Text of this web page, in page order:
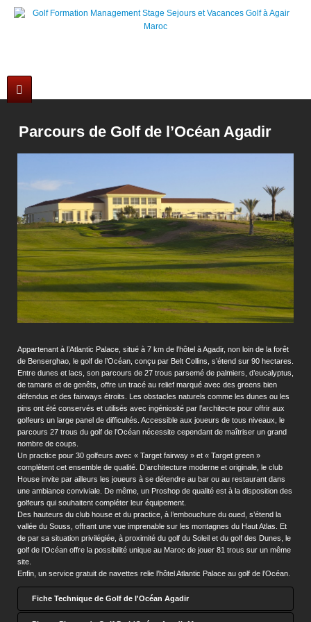
Parcours de Golf de l’Océan Agadir
Appartenant à l’Atlantic Palace, situé à 7 km de l’hôtel à Agadir, non loin de la forêt
de Benserghao, le golf de l’Océan, conçu par Belt Collins, s’étend sur 90 hectares.
Entre dunes et lacs, son parcours de 27 trous parsemé de palmiers, d’eucalyptus,
de tamaris et de genêts, offre un tracé au relief marqué avec des greens bien
défendus et des fairways étroits. Les obstacles naturels comme les dunes ou les
pins ont été conservés et utilisés avec ingéniosité par l’architecte pour offrir aux
golfeurs un large panel de difficultés. Accessible aux joueurs de tous niveaux, le
parcours 27 trous du golf de l’Océan nécessite cependant de maîtriser un grand
nombre de coups.
Un practice pour 30 golfeurs avec « Target fairway » et « Target green »
complètent cet ensemble de qualité. D’architecture moderne et originale, le club
House invite par ailleurs les joueurs à se détendre au bar ou au restaurant dans
une ambiance conviviale. De même, un Proshop de qualité est à la disposition des
golfeurs qui souhaitent compléter leur équipement.
Des hauteurs du club house et du practice, à l’embouchure du oued, s’étend la
vallée du Souss, offrant une vue imprenable sur les montagnes du Haut Atlas. Et
de par sa situation privilégiée, à proximité du golf du Soleil et du golf des Dunes, le
golf de l’Océan offre la possibilité unique au Maroc de jouer 81 trous sur un même
site.
Enfin, un service gratuit de navettes relie l’hôtel Atlantic Palace au golf de l’Océan.
Fiche Technique de Golf de l'Océan Agadir